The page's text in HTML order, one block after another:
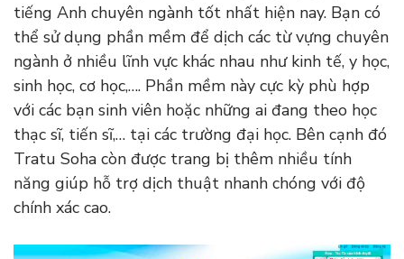
tiếng Anh chuyên ngành tốt nhất hiện nay. Bạn có
thể sử dụng phần mềm để dịch các từ vựng chuyên
ngành ở nhiều lĩnh vực khác nhau như kinh tế, y học,
sinh học, cơ học,…. Phần mềm này cực kỳ phù hợp
với các bạn sinh viên hoặc những ai đang theo học
thạc sĩ, tiến sĩ,… tại các trường đại học. Bên cạnh đó
Tratu Soha còn được trang bị thêm nhiều tính
năng giúp hỗ trợ dịch thuật nhanh chóng với độ
chính xác cao.